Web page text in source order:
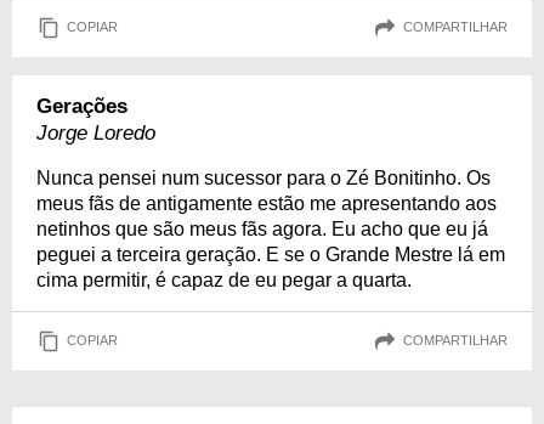
COPIAR COMPARTILHAR
Gerações
Jorge Loredo
Nunca pensei num sucessor para o Zé Bonitinho. Os
meus fãs de antigamente estão me apresentando aos
netinhos que são meus fãs agora. Eu acho que eu já
peguei a terceira geração. E se o Grande Mestre lá em
cima permitir, é capaz de eu pegar a quarta.
COPIAR COMPARTILHAR